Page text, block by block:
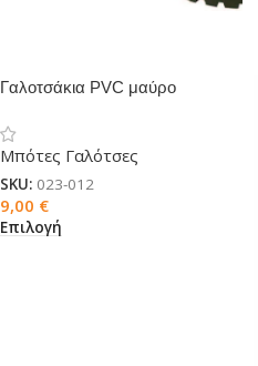
Γαλοτσάκια PVC μαύρο
Μπότες Γαλότσες
SKU: 023-012
9,00 €
Επιλογή